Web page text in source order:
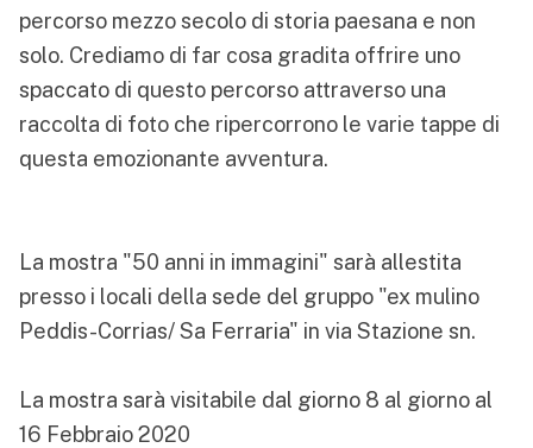
percorso mezzo secolo di storia paesana e non
solo. Crediamo di far cosa gradita offrire uno
spaccato di questo percorso attraverso una
raccolta di foto che ripercorrono le varie tappe di
questa emozionante avventura.
La mostra "50 anni in immagini" sarà allestita
presso i locali della sede del gruppo "ex mulino
Peddis-Corrias/ Sa Ferraria" in via Stazione sn.
La mostra sarà visitabile dal giorno 8 al giorno al
16 Febbraio 2020